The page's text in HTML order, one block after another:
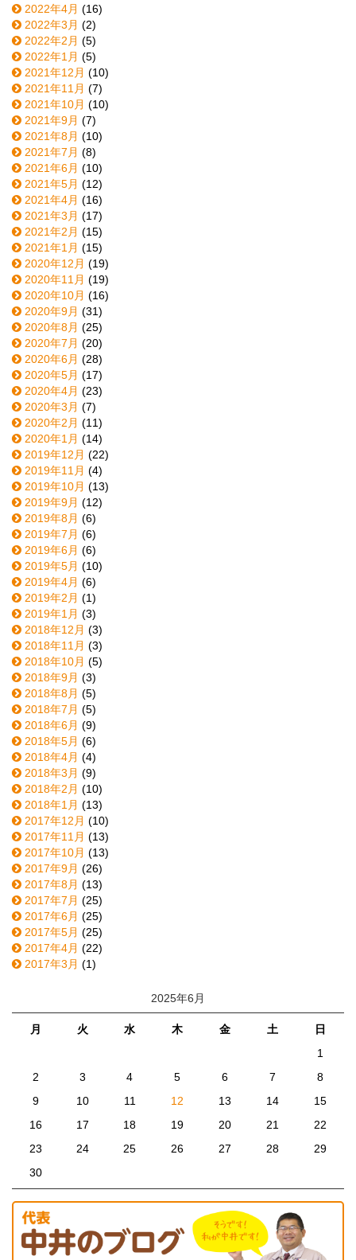
2022年4月 (16)
2022年3月 (2)
2022年2月 (5)
2022年1月 (5)
2021年12月 (10)
2021年11月 (7)
2021年10月 (10)
2021年9月 (7)
2021年8月 (10)
2021年7月 (8)
2021年6月 (10)
2021年5月 (12)
2021年4月 (16)
2021年3月 (17)
2021年2月 (15)
2021年1月 (15)
2020年12月 (19)
2020年11月 (19)
2020年10月 (16)
2020年9月 (31)
2020年8月 (25)
2020年7月 (20)
2020年6月 (28)
2020年5月 (17)
2020年4月 (23)
2020年3月 (7)
2020年2月 (11)
2020年1月 (14)
2019年12月 (22)
2019年11月 (4)
2019年10月 (13)
2019年9月 (12)
2019年8月 (6)
2019年7月 (6)
2019年6月 (6)
2019年5月 (10)
2019年4月 (6)
2019年2月 (1)
2019年1月 (3)
2018年12月 (3)
2018年11月 (3)
2018年10月 (5)
2018年9月 (3)
2018年8月 (5)
2018年7月 (5)
2018年6月 (9)
2018年5月 (6)
2018年4月 (4)
2018年3月 (9)
2018年2月 (10)
2018年1月 (13)
2017年12月 (10)
2017年11月 (13)
2017年10月 (13)
2017年9月 (26)
2017年8月 (13)
2017年7月 (25)
2017年6月 (25)
2017年5月 (25)
2017年4月 (22)
2017年3月 (1)
2025年6月
月 火 水 木 金 土
日
1
2
3 4 5 6 7
8
9
10 11 12 13 14
15
16
17 18 19 20 21
22
23
24 25 26 27 28
29
30